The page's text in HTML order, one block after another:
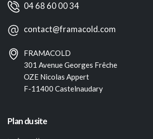
04 68 60 00 34
contact@framacold.com
FRAMACOLD
301 Avenue Georges Frêche
OZE Nicolas Appert
F-11400 Castelnaudary
Plan du site